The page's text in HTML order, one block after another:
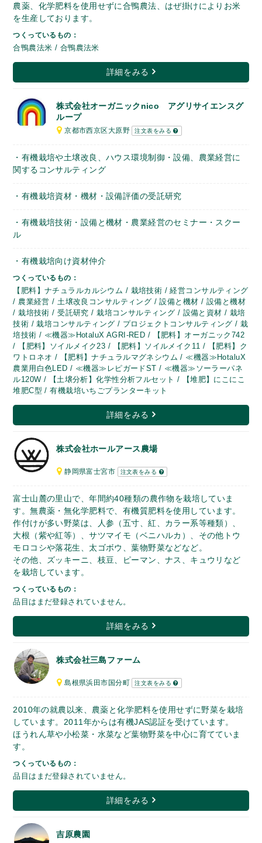
農薬、化学肥料を使用せずに合鴨農法、はぜ掛けによりお米
を生産しております。
つくっているもの：
合鴨農法米 / 合鴨農法米
詳細をみる
株式会社オーガニックnico アグリサイエンスグ
ループ
京都市西京区大原野 注文表をみる
・有機栽培や土壌改良、ハウス環境制御・設備、農業経営に
関するコンサルティング
・有機栽培資材・機材・設備評価の受託研究
・有機栽培技術・設備と機材・農業経営のセミナー・スクー
ル
・有機栽培向け資材仲介
つくっているもの：
【肥料】ナチュラルカルシウム / 栽培技術 / 経営コンサルティング
/ 農業経営 / 土壌改良コンサルティング / 設備と機材 / 設備と機材
/ 栽培技術 / 受託研究 / 栽培コンサルティング / 設備と資材 / 栽培
技術 / 栽培コンサルティング / プロジェクトコンサルティング / 栽
培技術 / ≪機器≫HotaluX AGRI-RED / 【肥料】オーガニック742
/ 【肥料】ソイルメイク23 / 【肥料】ソイルメイク11 / 【肥料】ク
ワトロネオ / 【肥料】ナチュラルマグネシウム / ≪機器≫HotaluX
農業用白色LED / ≪機器≫レピガードST / ≪機器≫ソーラーパネ
ル120W / 【土壌分析】化学性分析フルセット / 【堆肥】にこにこ
堆肥C型 / 有機栽培いちごプランターキット
詳細をみる
株式会社ホールアース農場
静岡県富士宮市 注文表をみる
富士山麓の里山で、年間約40種類の農作物を栽培していま
す。無農薬・無化学肥料で、有機質肥料を使用しています。
作付けが多い野菜は、人参（五寸、紅、カラー系等種類）、
大根（紫や紅等）、サツマイモ（ベニハルカ）、その他トウ
モロコシや落花生、太ゴボウ、葉物野菜などなど。
その他、ズッキーニ、枝豆、ピーマン、ナス、キュウリなど
を栽培しています。
つくっているもの：
品目はまだ登録されていません。
詳細をみる
株式会社三島ファーム
島根県浜田市国分町 注文表をみる
2010年の就農以来、農薬と化学肥料を使用せずに野菜を栽培
しています。2011年からは有機JAS認証を受けています。
ほうれん草や小松菜・水菜など葉物野菜を中心に育てていま
す。
つくっているもの：
品目はまだ登録されていません。
詳細をみる
吉原農園